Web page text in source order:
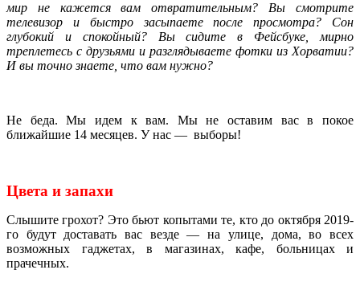
мир не кажется вам отвратительным? Вы смотрите
телевизор и быстро засыпаете после просмотра? Сон
глубокий и спокойный? Вы сидите в Фейсбуке, мирно
треплетесь с друзьями и разглядываете фотки из Хорватии?
И вы точно знаете, что вам нужно?
Не беда. Мы идем к вам. Мы не оставим вас в покое
ближайшие 14 месяцев. У нас — выборы!
Цвета и запахи
Слышите грохот? Это бьют копытами те, кто до октября 2019-
го будут доставать вас везде — на улице, дома, во всех
возможных гаджетах, в магазинах, кафе, больницах и
прачечных.